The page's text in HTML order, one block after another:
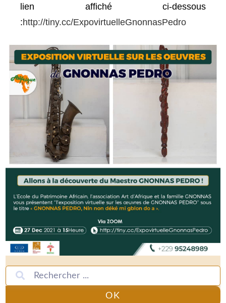
lien affiché ci-dessous
:http://tiny.cc/ExpovirtuelleGnonnasPedro
OK